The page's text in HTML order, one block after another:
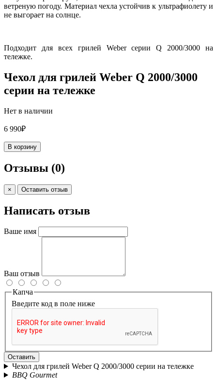
ветреную погоду. Материал чехла устойчив к ультрафиолету и
не выгорает на солнце.
Подходит для всех грилей Weber серии Q 2000/3000 на
тележке.
Чехол для грилей Weber Q 2000/3000
серии на тележке
Нет в наличии
6 990₽
В корзину
Отзывы (0)
× Оставить отзыв
Написать отзыв
Ваше имя
Ваш отзыв
Капча
Введите код в поле ниже
Оставить
Чехол для грилей Weber Q 2000/3000 серии на тележке
BBQ Gourmet